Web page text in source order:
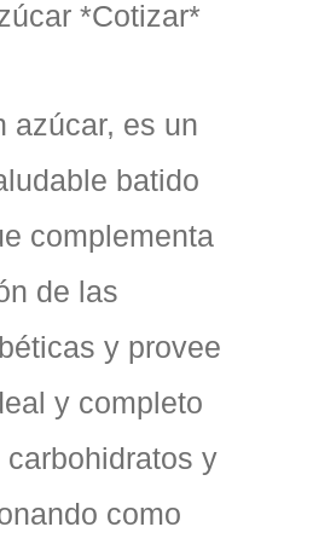
*Cotizar*
azúcar, es un
batido
complementa
de las
y provee
y completo
y
como